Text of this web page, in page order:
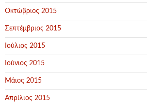
Οκτώβριος 2015
Σεπτέμβριος 2015
Ιούλιος 2015
Ιούνιος 2015
Μάιος 2015
Απρίλιος 2015